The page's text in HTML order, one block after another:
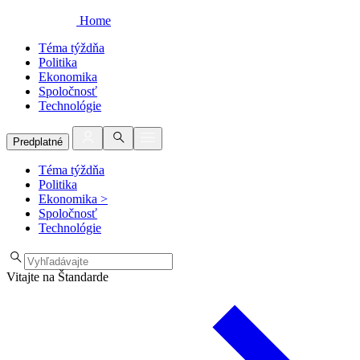
Home
Téma týždňa
Politika
Ekonomika
Spoločnosť
Technológie
Predplatné
Téma týždňa
Politika
Ekonomika >
Spoločnosť
Technológie
Vitajte na Štandarde